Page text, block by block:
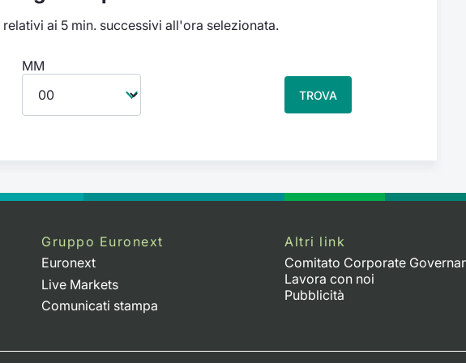
ai 5 min. successivi all'ora selezionata.
MM
TROVA
Gruppo Euronext
Euronext
Live Markets
Comunicati stampa
Altri link
Comitato Corporate
Lavora con noi
Pubblicità